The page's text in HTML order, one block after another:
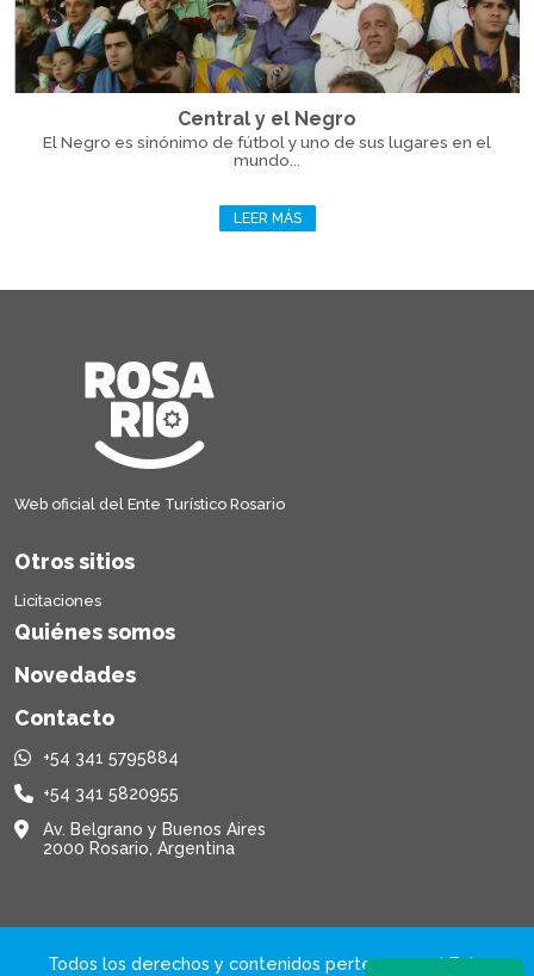
Central y el Negro
El Negro es sinónimo de fútbol y uno de sus lugares en el
mundo...
LEER MÁS
Web oficial del Ente Turístico Rosario
Otros sitios
Licitaciones
Quiénes somos
Novedades
Contacto
+54 341 5795884
+54 341 5820955
Av. Belgrano y Buenos Aires
2000 Rosario, Argentina
Todos los derechos y contenidos pertenecen al Ente